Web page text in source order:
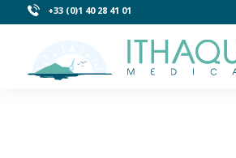
+33 (0)1 40 28 41 01